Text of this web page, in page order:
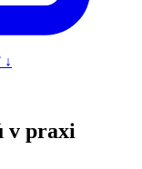
↓
v praxi